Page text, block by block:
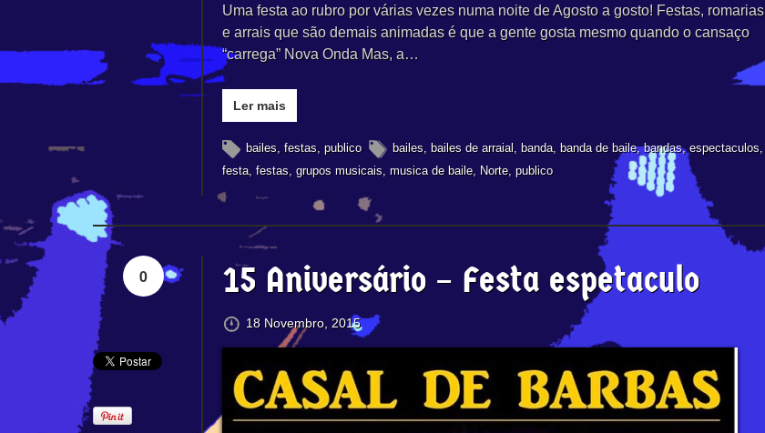
Uma festa ao rubro por várias vezes numa noite de Agosto a gosto! Festas, romarias
e arrais que são demais animadas é que a gente gosta mesmo quando o cansaço
“carrega” Nova Onda Mas, a…
Ler mais
bailes, festas, publico bailes, bailes de arraial, banda, banda de baile,bandas,espectaculos,
festa, festas, grupos musicais, musica de baile, Norte, publico
0 15 Aniversário – Festa espetaculo
18 Novembro, 2015